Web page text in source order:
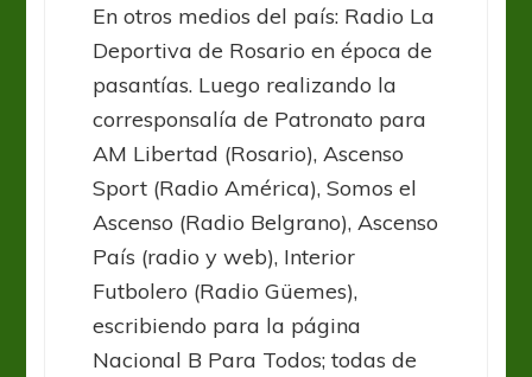
En otros medios del país: Radio La
Deportiva de Rosario en época de
pasantías. Luego realizando la
corresponsalía de Patronato para
AM Libertad (Rosario), Ascenso
Sport (Radio América), Somos el
Ascenso (Radio Belgrano), Ascenso
País (radio y web), Interior
Futbolero (Radio Güemes),
escribiendo para la página
Nacional B Para Todos; todas de